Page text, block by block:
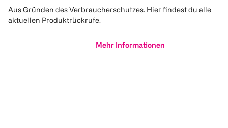
Aus Gründen des Verbraucherschutzes. Hier findest du alle
aktuellen Produktrückrufe.
Mehr Informationen